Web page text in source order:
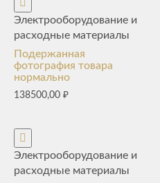
Электрооборудование и
расходные материалы
Подержанная
фотография товара
нормально
138500,00 ₽
Электрооборудование и
расходные материалы